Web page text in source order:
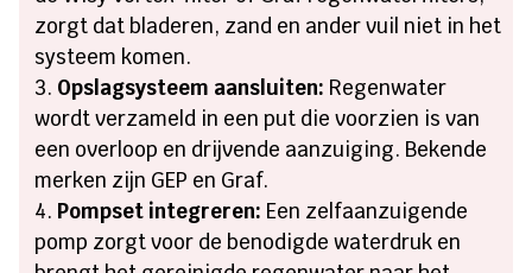
zorgt dat bladeren, zand en ander vuil niet in het
systeem komen.
Opslagsysteem aansluiten: Regenwater
wordt verzameld in een put die voorzien is van
een overloop en drijvende aanzuiging. Bekende
merken zijn GEP en Graf.
Pompset integreren: Een zelfaanzuigende
pomp zorgt voor de benodigde waterdruk en